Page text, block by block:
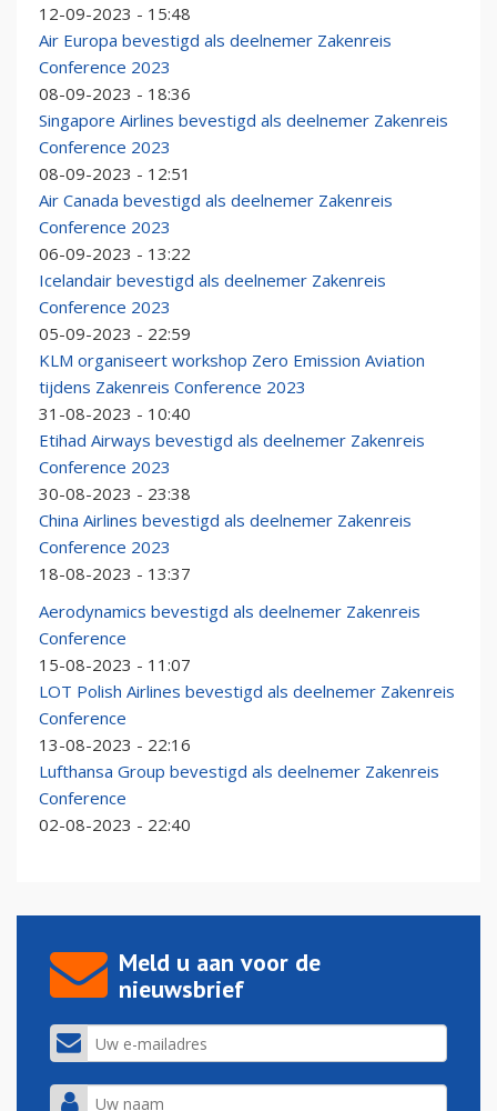
12-09-2023 - 15:48
Air Europa bevestigd als deelnemer Zakenreis
Conference 2023
08-09-2023 - 18:36
Singapore Airlines bevestigd als deelnemer Zakenreis
Conference 2023
08-09-2023 - 12:51
Air Canada bevestigd als deelnemer Zakenreis
Conference 2023
06-09-2023 - 13:22
Icelandair bevestigd als deelnemer Zakenreis
Conference 2023
05-09-2023 - 22:59
KLM organiseert workshop Zero Emission Aviation
tijdens Zakenreis Conference 2023
31-08-2023 - 10:40
Etihad Airways bevestigd als deelnemer Zakenreis
Conference 2023
30-08-2023 - 23:38
China Airlines bevestigd als deelnemer Zakenreis
Conference 2023
18-08-2023 - 13:37
Aerodynamics bevestigd als deelnemer Zakenreis
Conference
15-08-2023 - 11:07
LOT Polish Airlines bevestigd als deelnemer Zakenreis
Conference
13-08-2023 - 22:16
Lufthansa Group bevestigd als deelnemer Zakenreis
Conference
02-08-2023 - 22:40
Meld u aan voor de
nieuwsbrief